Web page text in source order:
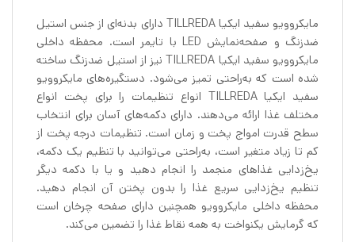
مایکروویو سفید ایکیا TILLREDA دارای بدنه‌ای از جنس استیل
ضدزنگ و صفحه‌نمایش LED با تایمر است. محفظه داخلی
مایکروویو سفید ایکیا TILLREDA نیز از استیل ضدزنگ ساخته
شده است که به‌راحتی تمیز می‌شود. دستگیره‌های مایکروویو
سفید ایکیا TILLREDA انواع تنظیمات را برای پخت انواع
مختلف غذا ارائه می‌دهند. دارای دکمه‌های آسان برای انتخاب
سطح قدرت امواج پخت و زمان است. تنظیمات درجه پخت از
کم تا زیاد متغیر است، به‌راحتی می‌توانید با تنظیم یک دکمه،
یخ‌زدایی غذاهای منجمد را انجام دهید و یا با دکمه دیگر
تنظیم یخ‌زدایی سریع غذا را بدون پختن آن انجام دهید.
محفظه داخلی مایکروویو همچنین دارای صفحه چرخان است
که گرمایش یکنواخت به همه نقاط غذا را تضمین می‌کند.